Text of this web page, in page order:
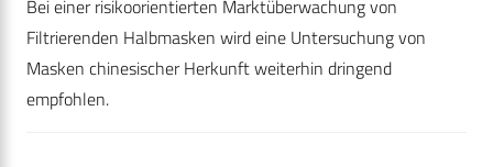
Bei einer risikoorientierten Marktüberwachung von
Filtrierenden Halbmasken wird eine Untersuchung von
Masken chinesischer Herkunft weiterhin dringend
empfohlen.